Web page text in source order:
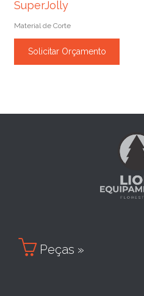
SuperJolly
Material de Corte
Solicitar Orçamento
 Peças »